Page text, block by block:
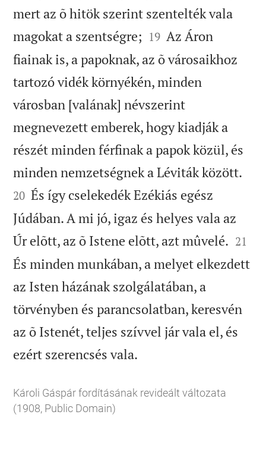
mert az õ hitök szerint szentelték vala
magokat a szentségre; 

19 Az Áron
fiainak is, a papoknak, az õ városaikhoz
tartozó vidék környékén, minden
városban [valának] névszerint
megnevezett emberek, hogy kiadják a
részét minden férfinak a papok közül, és
minden nemzetségnek a Léviták között.
20 És így cselekedék Ezékiás egész
Júdában. A mi jó, igaz és helyes vala az
Úr elõtt, az õ Istene elõtt, azt mûvelé. 

21
És minden munkában, a melyet elkezdett
az Isten házának szolgálatában, a
törvényben és parancsolatban, keresvén
az õ Istenét, teljes szívvel jár vala el, és
ezért szerencsés vala.
Károli Gáspár fordításának revideált változata
(1908, Public Domain)